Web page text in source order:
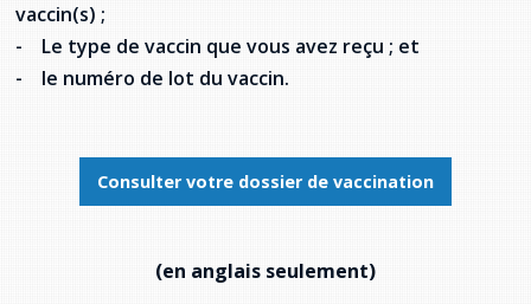
Visages de la santé
Pinos Mpiana
Maurice Nzoyamara
Programmes et services du gouvernement
Ressources linguistiques pour la
communication en santé
vaccin(s) ;
- Le type de vaccin que vous avez reçu ; et
- le numéro de lot du vaccin.
Consulter votre dossier de vaccination
(en anglais seulement)